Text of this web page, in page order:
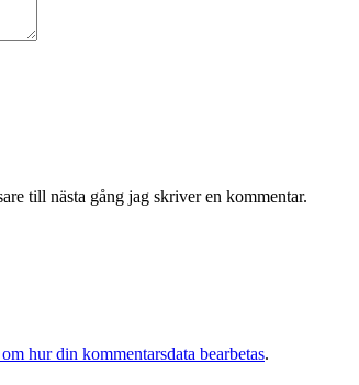
till nästa gång jag skriver en kommentar.
hur din kommentarsdata bearbetas.